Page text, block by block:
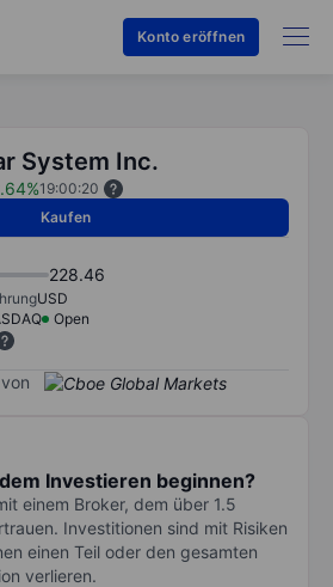
Konto eröffnen
System Inc.
19:00:20
Kaufen
228.46
USD
Open
Investieren beginnen?
einem Broker, dem über 1.5
Investitionen sind mit Risiken
einen Teil oder den gesamten
verlieren.